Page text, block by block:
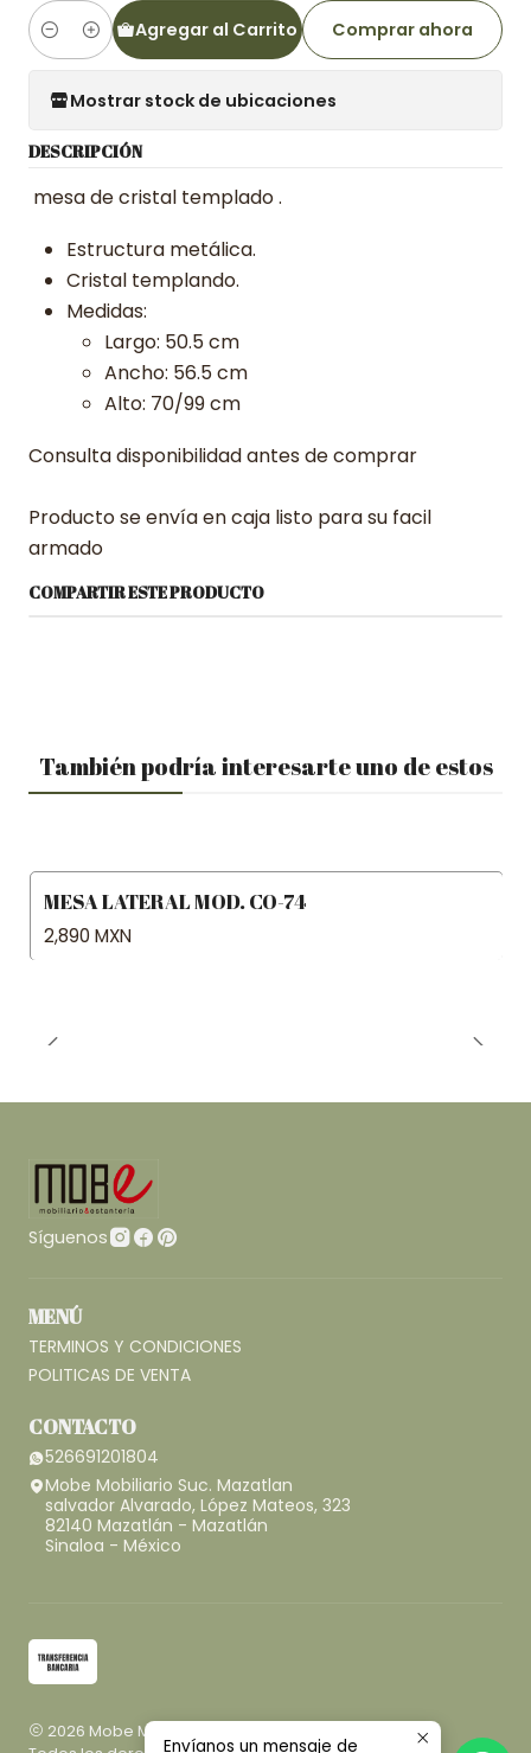
Cantidad
Agregar al Carrito Comprar ahora
Mostrar stock de ubicaciones
DESCRIPCIÓN
mesa de cristal templado .
Estructura metálica.
Cristal templando.
Medidas:
Largo: 50.5 cm
Ancho: 56.5 cm
Alto: 70/99 cm
Consulta disponibilidad antes de comprar
Producto se envía en caja listo para su facil
armado
COMPARTIR ESTE PRODUCTO
También podría interesarte uno de estos
MESA LATERAL MOD. CO-74
2,890 MXN
Síguenos
MENÚ
TERMINOS Y CONDICIONES
POLITICAS DE VENTA
CONTACTO
526691201804
Mobe Mobiliario Suc. Mazatlan
salvador Alvarado, López Mateos, 323
82140 Mazatlán - Mazatlán
Sinaloa - México
2026 Mobe Mobiliario.
Envíanos un mensaje de